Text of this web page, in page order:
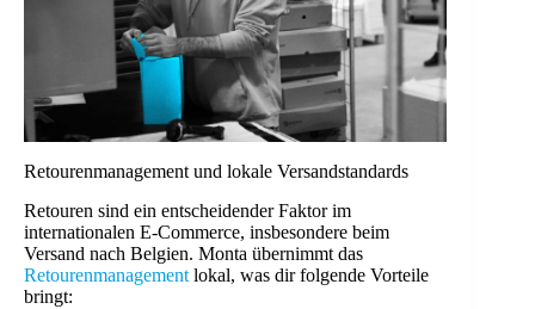
Retourenmanagement und lokale Versandstandards
Retouren sind ein entscheidender Faktor im
internationalen E-Commerce, insbesondere beim
Versand nach Belgien. Monta übernimmt das
Retourenmanagement lokal, was dir folgende Vorteile
bringt: